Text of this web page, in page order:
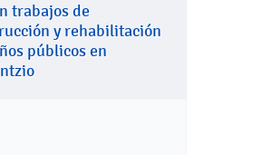
trabajos de
y rehabilitación
públicos en